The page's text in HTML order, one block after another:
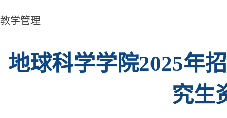
教学管理
地球科学学院2025年
究生